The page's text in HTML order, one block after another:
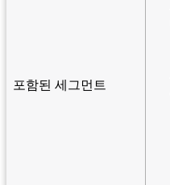
포함된 세그먼트